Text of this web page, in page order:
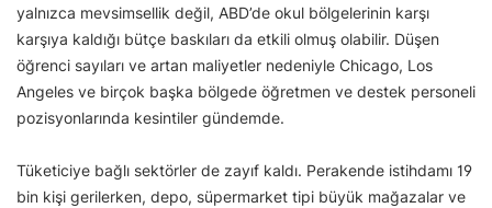
yalnızca mevsimsellik değil, ABD’de okul bölgelerinin karşı
karşıya kaldığı bütçe baskıları da etkili olmuş olabilir. Düşen
öğrenci sayıları ve artan maliyetler nedeniyle Chicago, Los
Angeles ve birçok başka bölgede öğretmen ve destek personeli
pozisyonlarında kesintiler gündemde.
Tüketiciye bağlı sektörler de zayıf kaldı. Perakende istihdamı 19
bin kişi gerilerken, depo, süpermarket tipi büyük mağazalar ve